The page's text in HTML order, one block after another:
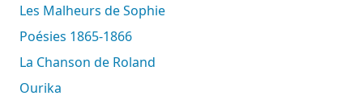
Les Malheurs de Sophie
Poésies 1865-1866
La Chanson de Roland
Ourika